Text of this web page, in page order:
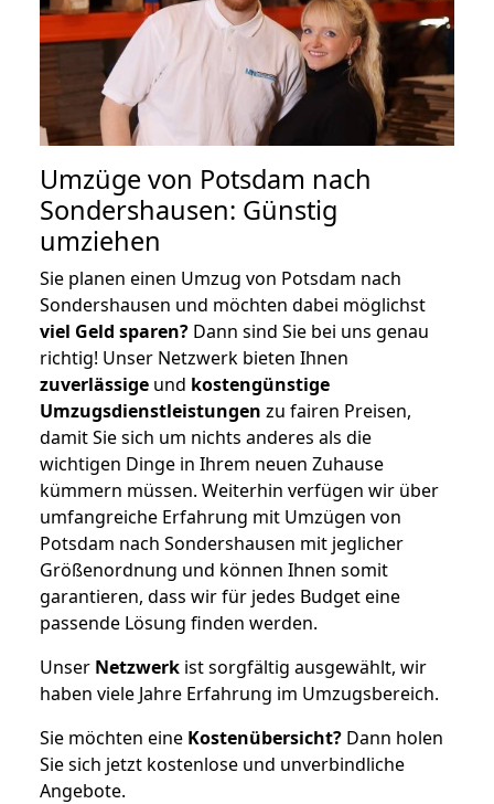
Umzüge von Potsdam nach
Sondershausen: Günstig
umziehen
Sie planen einen Umzug von Potsdam nach
Sondershausen und möchten dabei möglichst
viel Geld sparen? Dann sind Sie bei uns genau
richtig! Unser Netzwerk bieten Ihnen
zuverlässige und kostengünstige
Umzugsdienstleistungen zu fairen Preisen,
damit Sie sich um nichts anderes als die
wichtigen Dinge in Ihrem neuen Zuhause
kümmern müssen. Weiterhin verfügen wir über
umfangreiche Erfahrung mit Umzügen von
Potsdam nach Sondershausen mit jeglicher
Größenordnung und können Ihnen somit
garantieren, dass wir für jedes Budget eine
passende Lösung finden werden.
Unser Netzwerk ist sorgfältig ausgewählt, wir
haben viele Jahre Erfahrung im Umzugsbereich.
Sie möchten eine Kostenübersicht? Dann holen
Sie sich jetzt kostenlose und unverbindliche
Angebote.